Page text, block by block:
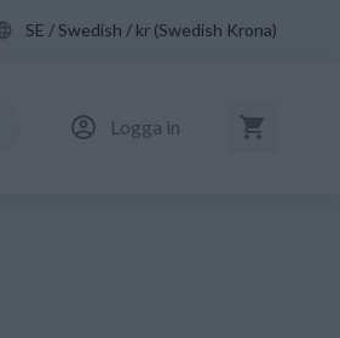
SE / Swedish / kr (Swedish Krona)
Logga in